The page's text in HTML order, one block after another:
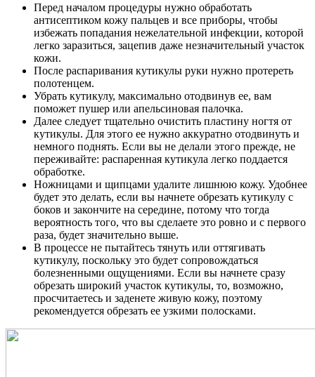
Перед началом процедуры нужно обработать
антисептиком кожу пальцев и все приборы, чтобы
избежать попадания нежелательной инфекции, которой
легко заразиться, зацепив даже незначительный участок
кожи.
После распаривания кутикулы руки нужно протереть
полотенцем.
Убрать кутикулу, максимально отодвинув ее, вам
поможет пушер или апельсиновая палочка.
Далее следует тщательно очистить пластину ногтя от
кутикулы. Для этого ее нужно аккуратно отодвинуть и
немного поднять. Если вы не делали этого прежде, не
переживайте: распаренная кутикула легко поддается
обработке.
Ножницами и щипцами удалите лишнюю кожу. Удобнее
будет это делать, если вы начнете обрезать кутикулу с
боков и закончите на середине, потому что тогда
вероятность того, что вы сделаете это ровно и с первого
раза, будет значительно выше.
В процессе не пытайтесь тянуть или оттягивать
кутикулу, поскольку это будет сопровождаться
болезненными ощущениями. Если вы начнете сразу
обрезать широкий участок кутикулы, то, возможно,
просчитаетесь и заденете живую кожу, поэтому
рекомендуется обрезать ее узкими полосками.